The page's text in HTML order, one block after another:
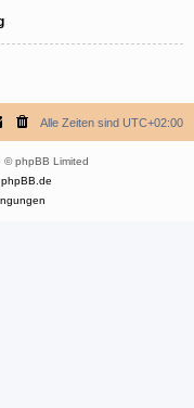
Alle Zeiten sind UTC+02:00
© phpBB Limited
phpBB.de